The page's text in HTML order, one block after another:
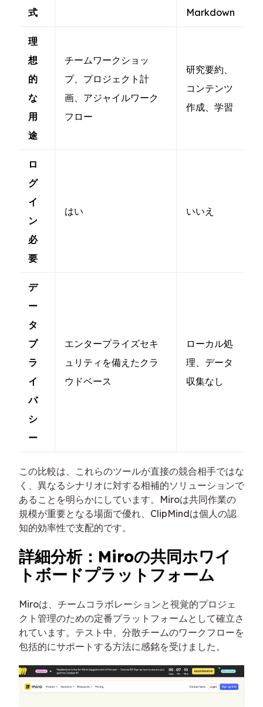
式
Markdown
理
想
的
な
用
途
チームワークショッ
プ、プロジェクト計
画、アジャイルワーク
フロー
研究要約、
コンテンツ
作成、学習
ロ
グ
イ
ン
必
要
はい いいえ
デ
ー
タ
プ
ラ
イ
バ
シ
ー
エンタープライズセキ
ュリティを備えたクラ
ウドベース
ローカル処
理、データ
収集なし
この比較は、これらのツールが直接の競合相手ではな
く、異なるシナリオに対する相補的ソリューションで
あることを明らかにしています。Miroは共同作業の
規模が重要となる場面で優れ、ClipMindは個人の認
知的効率性で支配的です。
詳細分析：Miroの共同ホワイ
トボードプラットフォーム
Miroは、チームコラボレーションと視覚的プロジェ
クト管理のための定番プラットフォームとして確立さ
れています。テスト中、分散チームのワークフローを
包括的にサポートする方法に感銘を受けました。